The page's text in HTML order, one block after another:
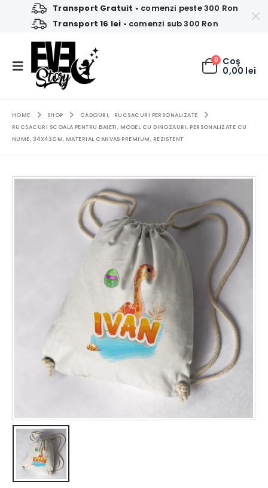
Transport Gratuit • comenzi peste 300 Ron
Transport 16 lei • comenzi sub 300 Ron
0 Coş
0,00 lei
HOME SHOP CADOURI,
RUCSACURI PERSONALIZATE
RUCSACURI SCOALA PENTRU BAIETI, MODEL CU DINOZAURI, PERSONALIZATE CU
NUME, 34X43CM, MATERIAL CANVAS PREMIUM, REZISTENT